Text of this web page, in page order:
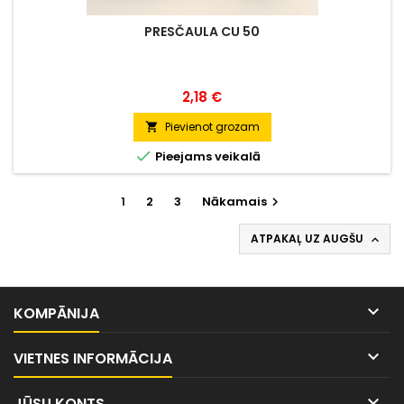
PRESČAULA CU 50
Cena
2,18 €
 Pievienot grozam
 Pieejams veikalā
1 2 3 Nākamais 
ATPAKAĻ UZ AUGŠU 
KOMPĀNIJA 
VIETNES INFORMĀCIJA 